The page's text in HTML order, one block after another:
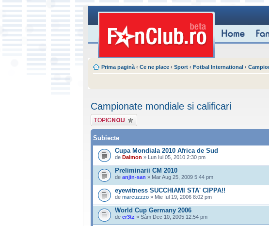
Prima pagină ‹ Ce ne place ‹ Sport ‹ Fotbal International ‹
Campionate mondiale si calificari
Scrie un subiect
nou
Subiecte
Cupa Mondiala 2010 Africa de Sud
de Daimon » Lun Iul 05, 2010 2:30 pm
Preliminarii CM 2010
de anjin-san » Mar Aug 25, 2009 5:44 pm
eyewitness SUCCHIAMI STA' CIPPA!!
de marcuzzzo » Mie Iul 19, 2006 8:02 pm
World Cup Germany 2006
de cr3tz » Sâm Dec 10, 2005 12:54 pm